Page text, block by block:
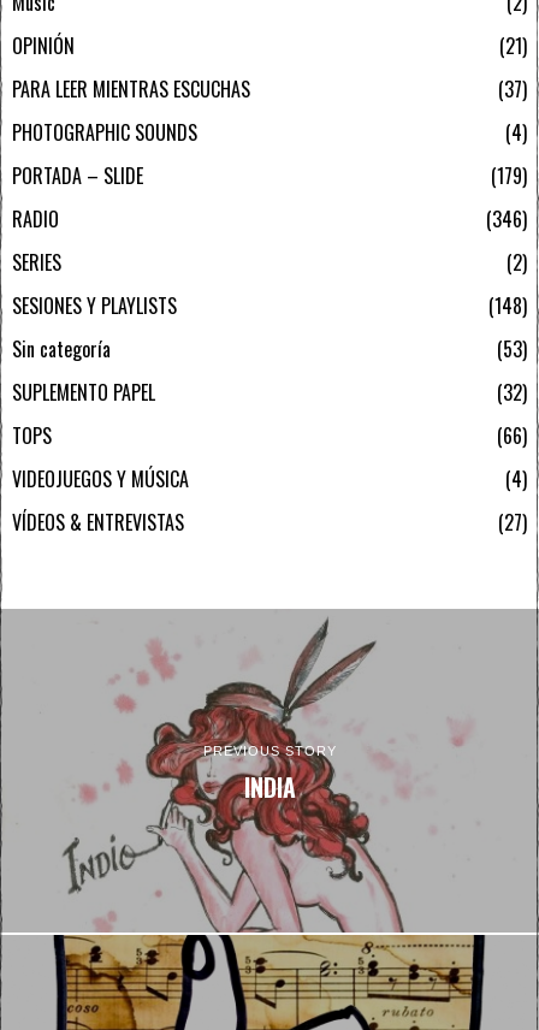
OPINIÓN
21
PARA LEER MIENTRAS ESCUCHAS
37
PHOTOGRAPHIC SOUNDS
4
PORTADA – SLIDE
179
RADIO
346
SERIES
2
SESIONES Y PLAYLISTS
148
Sin categoría
53
SUPLEMENTO PAPEL
32
TOPS
66
VIDEOJUEGOS Y MÚSICA
4
VÍDEOS & ENTREVISTAS
27
PREVIOUS STORY
INDIA